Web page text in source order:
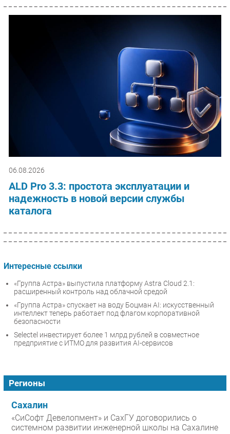
06.08.2026
ALD Pro 3.3: простота эксплуатации и
надежность в новой версии службы
каталога
Интересные ссылки
«Группа Астра» выпустила платформу Astra Cloud 2.1:
расширенный контроль над облачной средой
«Группа Астра» спускает на воду Боцман AI: искусственный
интеллект теперь работает под флагом корпоративной
безопасности
Selectel инвестирует более 1 млрд рублей в совместное
предприятие с ИТМО для развития AI-сервисов
Регионы
Сахалин
«СиСофт Девелопмент» и СахГУ договорились о
системном развитии инженерной школы на Сахалине